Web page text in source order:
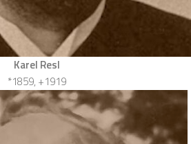
Karel Resl
*1859, +1919